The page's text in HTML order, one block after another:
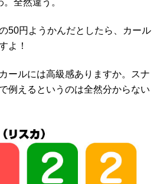
50円ようかんだとしたら、カール
よ！
ールには高級感ありますか。スナ
例えるというのは全然分からない